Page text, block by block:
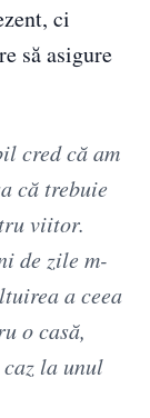
ci
să asigure
cred că am
că trebuie
viitor.
de zile m-
a ceea
o casă,
la unul